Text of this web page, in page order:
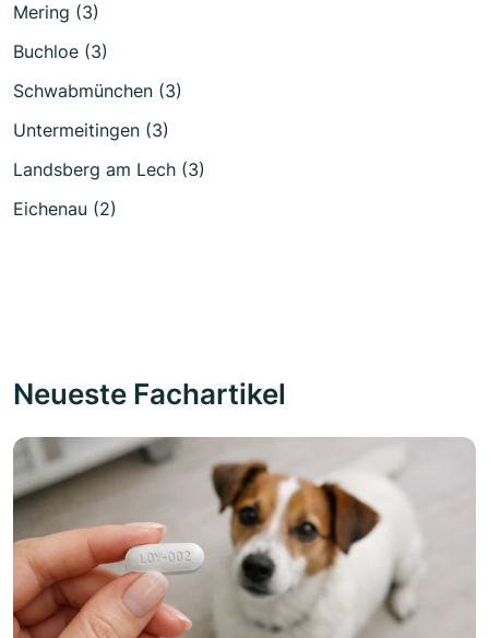
Mering (3)
Buchloe (3)
Schwabmünchen (3)
Untermeitingen (3)
Landsberg am Lech (3)
Eichenau (2)
Neueste Fachartikel